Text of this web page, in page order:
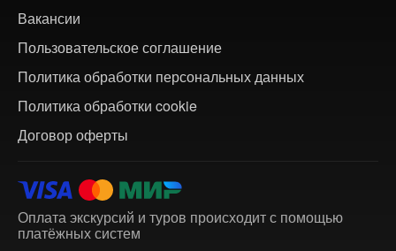
Вакансии
Пользовательское соглашение
Политика обработки персональных данных
Политика обработки cookie
Договор оферты
Оплата экскурсий и туров происходит с помощью
платёжных систем